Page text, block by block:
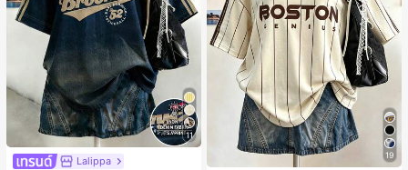
11
Lalippa 19